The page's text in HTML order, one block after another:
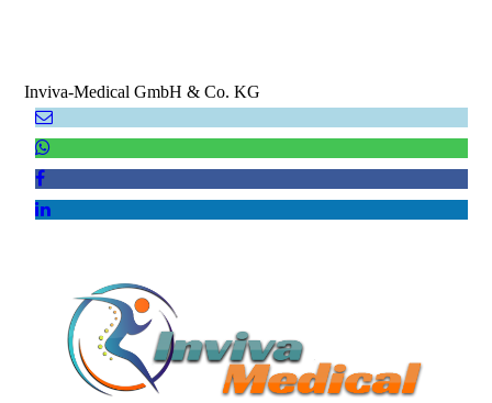
Inviva-Medical GmbH & Co. KG